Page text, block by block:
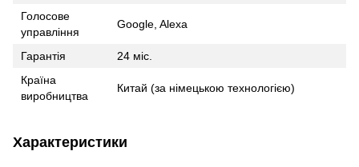
Голосове
управління
Google, Alexa
Гарантія
24 міс.
Країна
виробництва
Китай (за німецькою технологією)
Характеристики